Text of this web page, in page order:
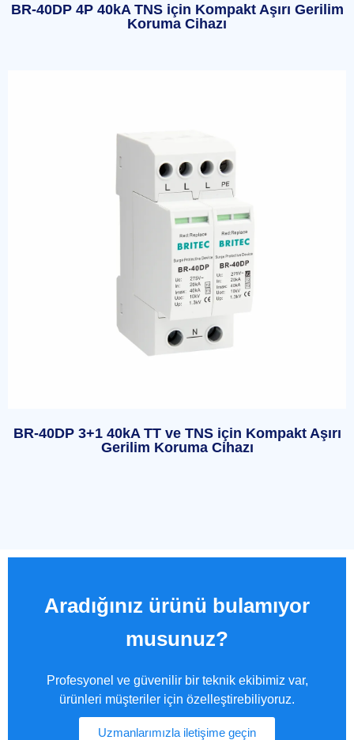
BR-40DP 4P 40kA TNS için Kompakt Aşırı Gerilim
Koruma Cihazı
BR-40DP 3+1 40kA TT ve TNS için Kompakt Aşırı
Gerilim Koruma Cihazı
Aradığınız ürünü bulamıyor
musunuz?
Profesyonel ve güvenilir bir teknik ekibimiz var,
ürünleri müşteriler için özelleştirebiliyoruz.
Uzmanlarımızla iletişime geçin